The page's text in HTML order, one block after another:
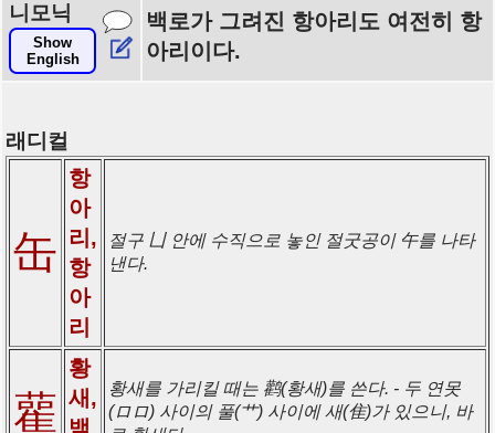
니모닉
Show
English
백로가 그려진 항아리도 여전히 항
아리이다.
래디컬
缶
항
아
리,
항
아
리
절구 凵 안에 수직으로 놓인 절굿공이 午를 나타
낸다.
雚
황
새,
백
황새를 가리킬 때는 鹳(황새)를 쓴다. - 두 연못
(ロロ) 사이의 풀(艹) 사이에 새(隹)가 있으니, 바